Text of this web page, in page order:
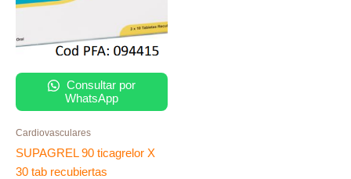
Consultar por
WhatsApp
Cardiovasculares
SUPAGREL 90 ticagrelor X
30 tab recubiertas